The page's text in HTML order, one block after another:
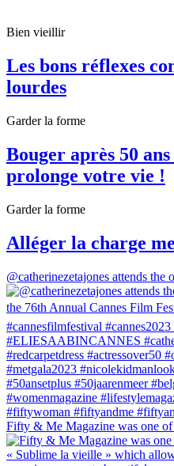
Bien vieillir
Les bons réflexes
lourdes
Garder la forme
Bouger après 50
prolonge votre vie !
Garder la forme
Alléger la charge
@catherinezetajones attends the
Fifty & Me Magazine was one of